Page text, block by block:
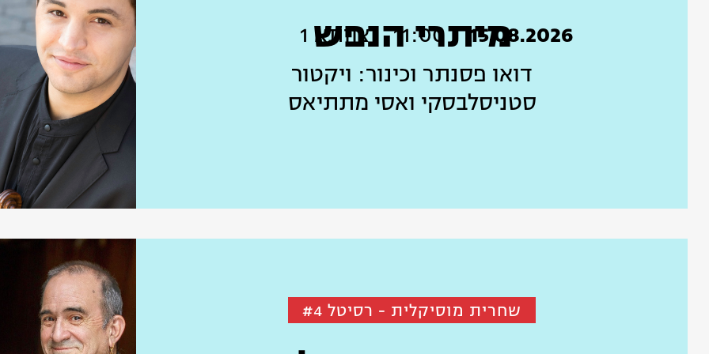
מיתרי הנפש
דואו פסנתר וכינור: ויקטור
סטניסלבסקי ואסי מתתיאס
15.08.2026
11:00 צוותא 1
שחרית מוסיקלית - רסיטל #4